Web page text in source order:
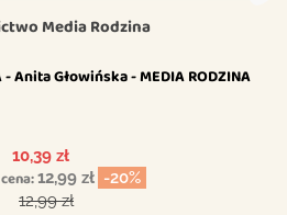
Media Rodzina
- Anita Głowińska - MEDIA RODZINA
Cena
10,39 zł
12,99 zł -20%
Cena podstawowa
12,99 zł